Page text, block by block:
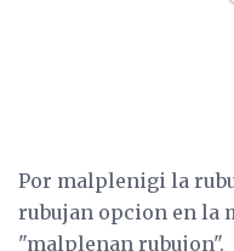
Por malplenigi la
rubujan opcion en la
"malplenan rubujon".